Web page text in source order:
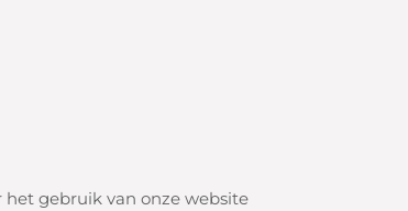
het gebruik van onze website